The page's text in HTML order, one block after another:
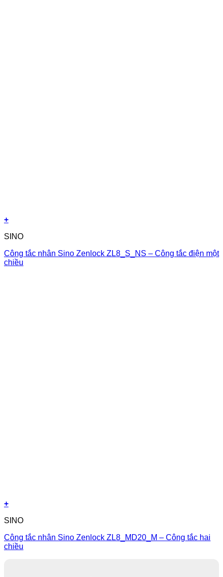
+
SINO
Công tắc nhân Sino Zenlock ZL8_S_NS – Công tắc điện một
chiều
+
SINO
Công tắc nhân Sino Zenlock ZL8_MD20_M – Công tắc hai
chiều